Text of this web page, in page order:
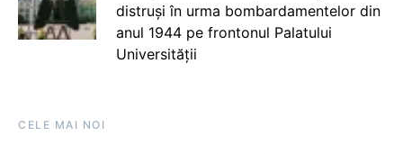
distruși în urma bombardamentelor din
anul 1944 pe frontonul Palatului
Universității
CELE MAI NOI